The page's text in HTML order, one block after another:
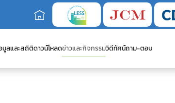
มูลและสถิติดาวน์โหลดข่าวและกิจกรรมวิดีทัศน์ถาม-ตอบ